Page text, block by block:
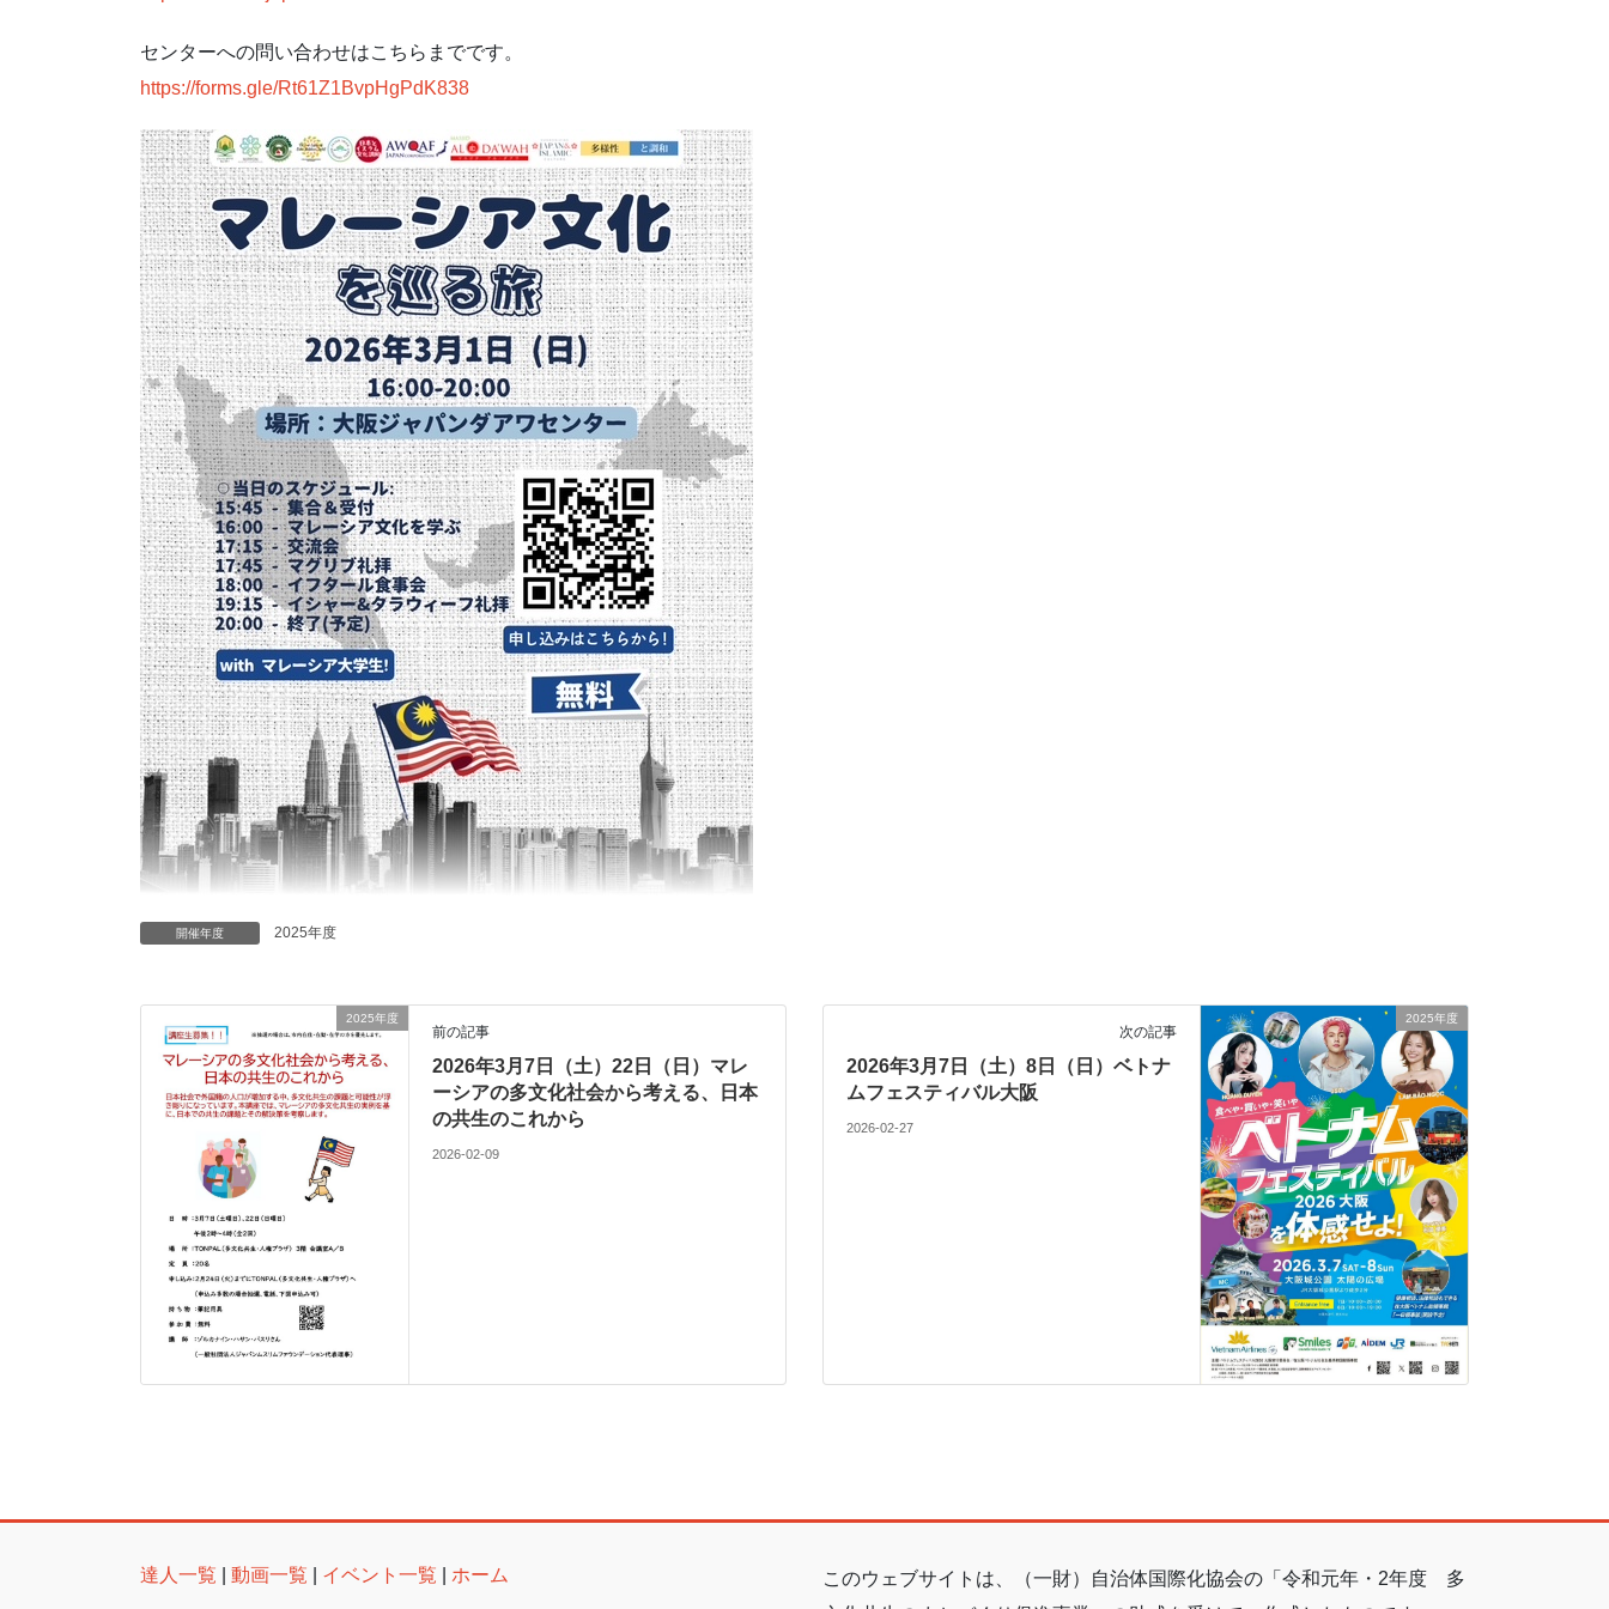
センターへの問い合わせはこちらまでです。
https://forms.gle/Rt61Z1BvpHgPdK838
開催年度 2025年度
2025年度
前の記事
2026年3月7日（土）22日（日）マレ
ーシアの多文化社会から考える、日本
の共生のこれから​
2026-02-09
2025年度
次の記事
2026年3月7日（土）8日（日）ベトナ
ムフェスティバル大阪
2026-02-27
達人一覧 動画一覧 イベント一覧 ホーム
このウェブサイトは、（一財）自治体国際化協会の「令和元年・2年度 多